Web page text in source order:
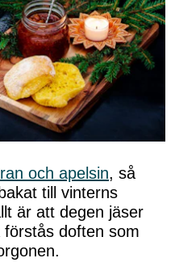
och apelsin, så
till vinterns
är att degen jäser
doften som